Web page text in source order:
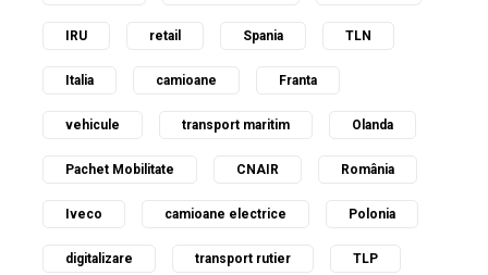
IRU retail Spania TLN
Italia camioane Franta
vehicule transport maritim Olanda
Pachet Mobilitate CNAIR România
Iveco camioane electrice Polonia
digitalizare transport rutier TLP